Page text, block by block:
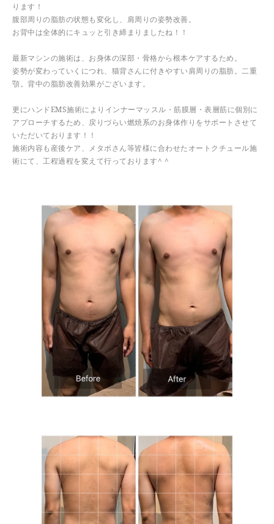
ります！
腹部周りの脂肪の状態も変化し、肩周りの姿勢改善。
お背中は全体的にキュッと引き締まりましたね！！
最新マシンの施術は、お身体の深部・骨格から根本ケアするため。
姿勢が変わっていくにつれ、猫背さんに付きやすい肩周りの脂肪。二重
顎。背中の脂肪改善効果がございます。
更にハンドEMS施術によりインナーマッスル・筋膜層・表層筋に個別に
アプローチするため、戻りづらい燃焼系のお身体作りをサポートさせて
いただいております！！
施術内容も産後ケア、メタボさん等皆様に合わせたオートクチュール施
術にて、工程過程を変えて行っております^ ^